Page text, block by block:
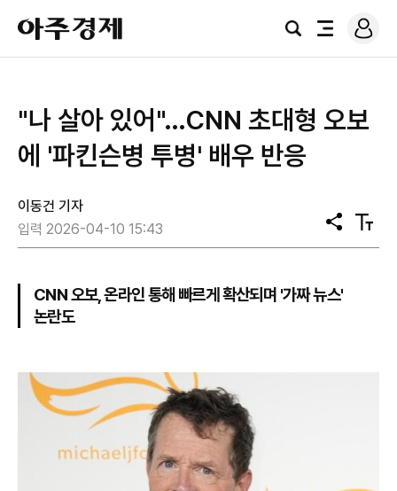
아
주
경
검
전
로
그
"나 살아 있어"…CNN 초대형 오보
에 '파킨슨병 투병' 배우 반응
이동건 기자
입력 2026-04-10 15:43
공
유
텍
스
CNN 오보, 온라인 통해 빠르게 확산되며 '가짜 뉴스'
논란도